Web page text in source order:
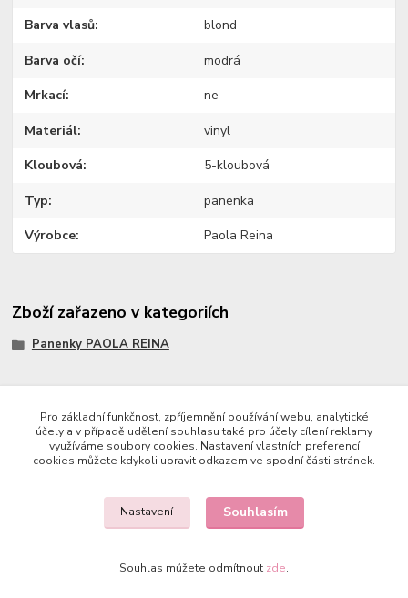
Barva vlasů blond
Barva očí modrá
Mrkací ne
Materiál vinyl
Kloubová 5-kloubová
Typ panenka
Výrobce Paola Reina
Zboží zařazeno v kategoriích
Panenky PAOLA REINA
Copyright © 2023 Země panenek
Pro základní funkčnost, zpříjemnění používání webu, analytické
účely a v případě udělení souhlasu také pro účely cílení reklamy
využíváme soubory cookies. Nastavení vlastních preferencí
cookies můžete kdykoli upravit odkazem ve spodní části stránek.
Nastavení Souhlasím
Souhlas můžete odmítnout zde.